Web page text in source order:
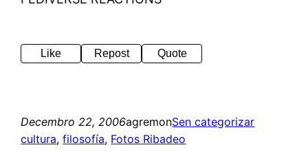
Like Repost Quote
Decembro 22, 2006agremonSen categorizar
cultura, filosofía, Fotos Ribadeo